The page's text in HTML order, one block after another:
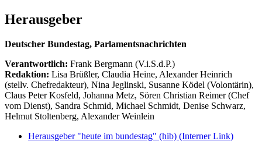
Herausgeber
Deutscher Bundestag, Parlamentsnachrichten
Verantwortlich: Frank Bergmann (V.i.S.d.P.)
Redaktion: Lisa Brüßler, Claudia Heine, Alexander Heinrich
(stellv. Chefredakteur), Nina Jeglinski, Susanne Ködel (Volontärin),
Claus Peter Kosfeld, Johanna Metz, Sören Christian Reimer (Chef
vom Dienst), Sandra Schmid, Michael Schmidt, Denise Schwarz,
Helmut Stoltenberg, Alexander Weinlein
Herausgeber "heute im bundestag" (hib) (Interner Link)